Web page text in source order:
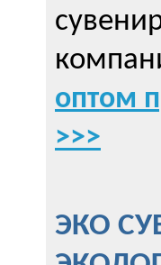
оптом
>>>
ЭКО